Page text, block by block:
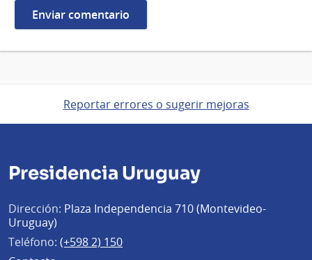
Reportar errores o sugerir mejoras
Presidencia Uruguay
Dirección: Plaza Independencia 710 (Montevideo-
Uruguay)
Teléfono: (+598 2) 150